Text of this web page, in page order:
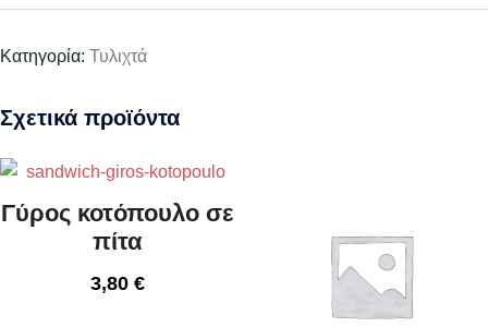
Κατηγορία: Τυλιχτά
Σχετικά προϊόντα
Γύρος κοτόπουλο σε
πίτα
3,80 €